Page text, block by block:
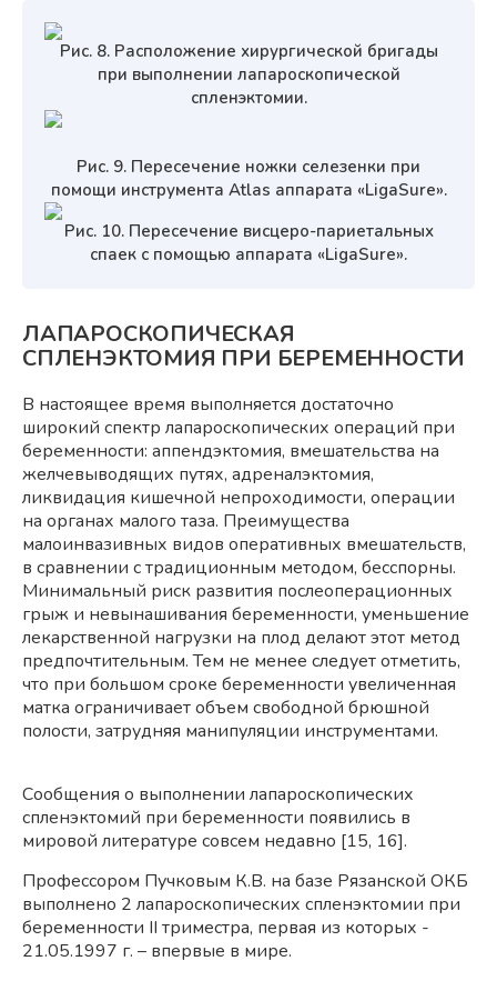
Рис. 8. Расположение хирургической бригады
при выполнении лапароскопической
спленэктомии.
Рис. 9. Пересечение ножки селезенки при
помощи инструмента Atlas аппарата «LigaSure».
Рис. 10. Пересечение висцеро-париетальных
спаек с помощью аппарата «LigaSure».
ЛАПАРОСКОПИЧЕСКАЯ
СПЛЕНЭКТОМИЯ ПРИ БЕРЕМЕННОСТИ
В настоящее время выполняется достаточно
широкий спектр лапароскопических операций при
беременности: аппендэктомия, вмешательства на
желчевыводящих путях, адреналэктомия,
ликвидация кишечной непроходимости, операции
на органах малого таза. Преимущества
малоинвазивных видов оперативных вмешательств,
в сравнении с традиционным методом, бесспорны.
Минимальный риск развития послеоперационных
грыж и невынашивания беременности, уменьшение
лекарственной нагрузки на плод делают этот метод
предпочтительным. Тем не менее следует отметить,
что при большом сроке беременности увеличенная
матка ограничивает объем свободной брюшной
полости, затрудняя манипуляции инструментами.
Сообщения о выполнении лапароскопических
спленэктомий при беременности появились в
мировой литературе совсем недавно [15, 16].
Профессором Пучковым К.В. на базе Рязанской ОКБ
выполнено 2 лапароскопических спленэктомии при
беременности II триместра, первая из которых -
21.05.1997 г. – впервые в мире.